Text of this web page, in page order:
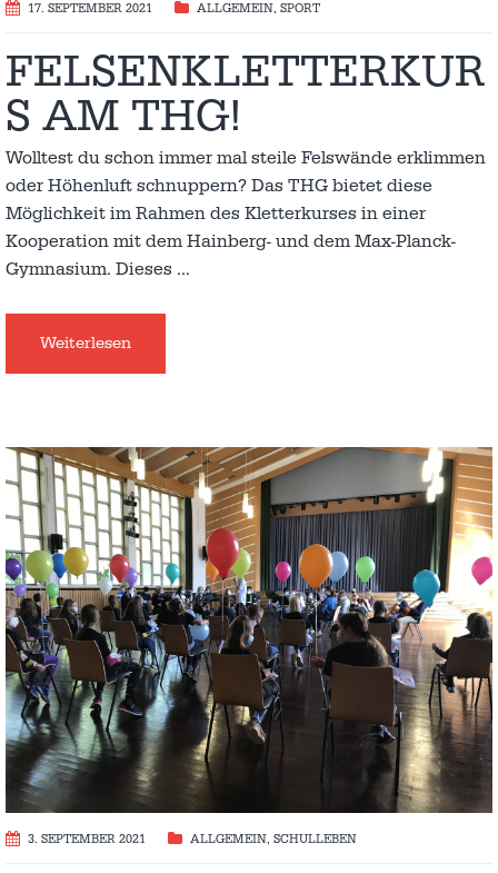
17. SEPTEMBER 2021 ALLGEMEIN, SPORT
FELSENKLETTERKUR
S AM THG!
Wolltest du schon immer mal steile Felswände erklimmen
oder Höhenluft schnuppern? Das THG bietet diese
Möglichkeit im Rahmen des Kletterkurses in einer
Kooperation mit dem Hainberg- und dem Max-Planck-
Gymnasium. Dieses …
Weiterlesen
3. SEPTEMBER 2021 ALLGEMEIN, SCHULLEBEN